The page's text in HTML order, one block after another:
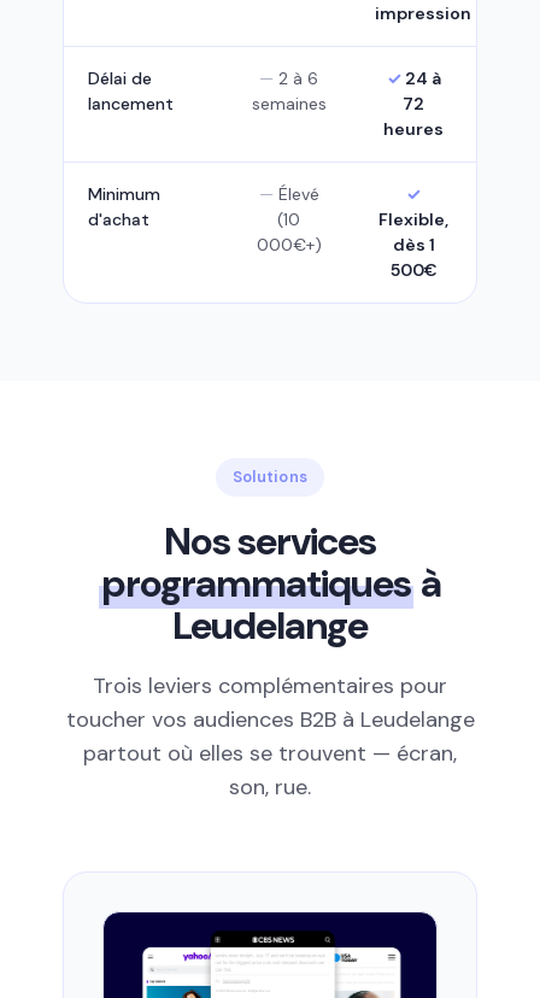
impression
Délai de
lancement
2 à 6
semaines
24 à
72
heures
Minimum
d'achat
Élevé
(10
000€+)
Flexible,
dès 1
500€
Solutions
Nos services
programmatiques à
Leudelange
Trois leviers complémentaires pour
toucher vos audiences B2B à Leudelange
partout où elles se trouvent — écran,
son, rue.